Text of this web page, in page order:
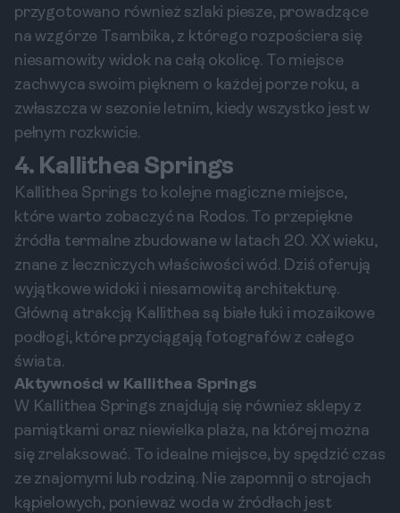
przygotowano również szlaki piesze, prowadzące
na wzgórze Tsambika, z którego rozpościera się
niesamowity widok na całą okolicę. To miejsce
zachwyca swoim pięknem o każdej porze roku, a
zwłaszcza w sezonie letnim, kiedy wszystko jest w
pełnym rozkwicie.
4. Kallithea Springs
Kallithea Springs to kolejne magiczne miejsce,
które warto zobaczyć na Rodos. To przepiękne
źródła termalne zbudowane w latach 20. XX wieku,
znane z leczniczych właściwości wód. Dziś oferują
wyjątkowe widoki i niesamowitą architekturę.
Główną atrakcją Kallithea są białe łuki i mozaikowe
podłogi, które przyciągają fotografów z całego
świata.
Aktywności w Kallithea Springs
W Kallithea Springs znajdują się również sklepy z
pamiątkami oraz niewielka plaża, na której można
się zrelaksować. To idealne miejsce, by spędzić czas
ze znajomymi lub rodziną. Nie zapomnij o strojach
kąpielowych, ponieważ woda w źródłach jest